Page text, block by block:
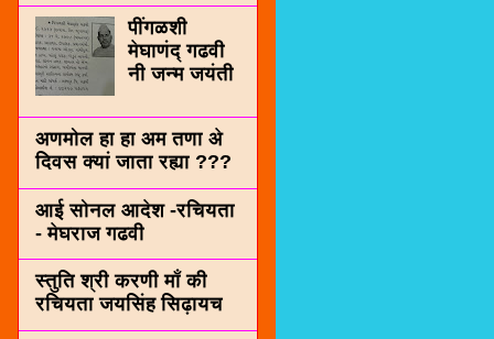
पींगळशी
मेघाणंद् गढवी
नी जन्म जयंती
अणमोल हा हा अम तणा अे
दिवस क्यां जाता रह्या ???
आई सोनल आदेश -रचियता
- मेघराज गढवी
स्तुति श्री करणी माँ की
रचियता जयसिंह सिढ़ायच